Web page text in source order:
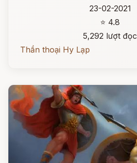
23-02-2021
⭐ 4.8
5,292 lượt đọc
Thần thoại Hy Lạp